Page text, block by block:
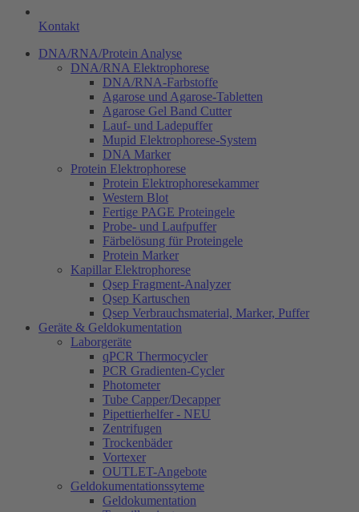
Kontakt
DNA/RNA/Protein Analyse
DNA/RNA Elektrophorese
DNA/RNA-Farbstoffe
Agarose und Agarose-Tabletten
Agarose Gel Band Cutter
Lauf- und Ladepuffer
Mupid Elektrophorese-System
DNA Marker
Protein Elektrophorese
Protein Elektrophoresekammer
Western Blot
Fertige PAGE Proteingele
Probe- und Laufpuffer
Färbelösung für Proteingele
Protein Marker
Kapillar Elektrophorese
Qsep Fragment-Analyzer
Qsep Kartuschen
Qsep Verbrauchsmaterial, Marker, Puffer
Geräte & Geldokumentation
Laborgeräte
qPCR Thermocycler
PCR Gradienten-Cycler
Photometer
Tube Capper/Decapper
Pipettierhelfer - NEU
Zentrifugen
Trockenbäder
Vortexer
OUTLET-Angebote
Geldokumentationssyteme
Geldokumentation